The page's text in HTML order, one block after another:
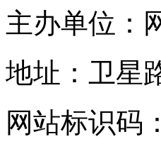
主办单位：
地址：卫星
网站标识码